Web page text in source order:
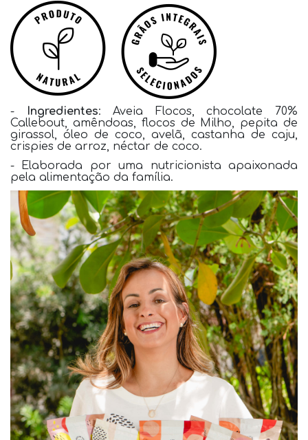
- Ingredientes: Aveia Flocos, chocolate 70%
Callebout, amêndoas, flocos de Milho, pepita de
girassol, óleo de coco, avelã, castanha de caju,
crispies de arroz, néctar de coco.
- Elaborada por uma nutricionista apaixonada
pela alimentação da família.